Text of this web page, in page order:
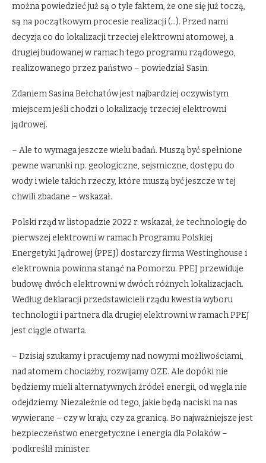
można powiedzieć już są o tyle faktem, że one się już toczą,
są na początkowym procesie realizacji (…). Przed nami
decyzja co do lokalizacji trzeciej elektrowni atomowej, a
drugiej budowanej w ramach tego programu rządowego,
realizowanego przez państwo – powiedział Sasin.
Zdaniem Sasina Bełchatów jest najbardziej oczywistym
miejscem jeśli chodzi o lokalizację trzeciej elektrowni
jądrowej.
– Ale to wymaga jeszcze wielu badań. Muszą być spełnione
pewne warunki np. geologiczne, sejsmiczne, dostępu do
wody i wiele takich rzeczy, które muszą być jeszcze w tej
chwili zbadane – wskazał.
Polski rząd w listopadzie 2022 r. wskazał, że technologię do
pierwszej elektrowni w ramach Programu Polskiej
Energetyki Jądrowej (PPEJ) dostarczy firma Westinghouse i
elektrownia powinna stanąć na Pomorzu. PPEJ przewiduje
budowę dwóch elektrowni w dwóch różnych lokalizacjach.
Według deklaracji przedstawicieli rządu kwestia wyboru
technologii i partnera dla drugiej elektrowni w ramach PPEJ
jest ciągle otwarta.
– Dzisiaj szukamy i pracujemy nad nowymi możliwościami,
nad atomem chociażby, rozwijamy OZE. Ale dopóki nie
będziemy mieli alternatywnych źródeł energii, od węgla nie
odejdziemy. Niezależnie od tego, jakie będą naciski na nas
wywierane – czy w kraju, czy za granicą. Bo najważniejsze jest
bezpieczeństwo energetyczne i energia dla Polaków –
podkreślił minister.